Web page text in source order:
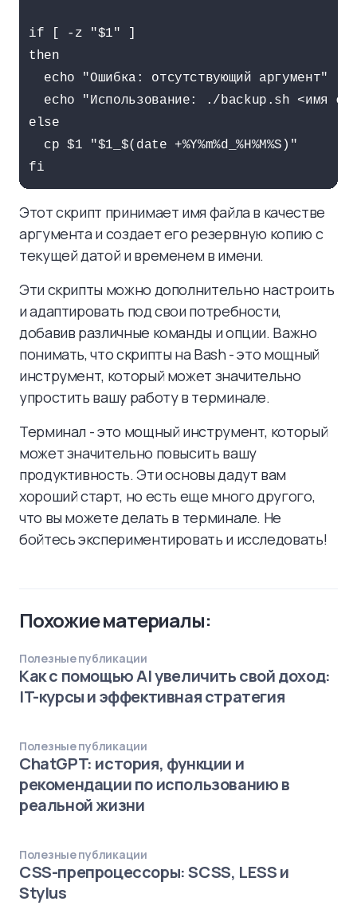
if [ -z "$1" ]
then
  echo "Ошибка: отсутствующий аргумент"
echo "Использование: ./backup.sh <имя
else
  cp $1 "$1_$(date +%Y%m%d_%H%M%S)"
Этот скрипт принимает имя файла в качестве
аргумента и создает его резервную копию с
текущей датой и временем в имени.
Эти скрипты можно дополнительно настроить
и адаптировать под свои потребности,
добавив различные команды и опции. Важно
понимать, что скрипты на Bash - это мощный
инструмент, который может значительно
упростить вашу работу в терминале.
Терминал - это мощный инструмент, который
может значительно повысить вашу
продуктивность. Эти основы дадут вам
хороший старт, но есть еще много другого,
что вы можете делать в терминале. Не
бойтесь экспериментировать и исследовать!
Похожие материалы:
Полезные публикации
Как с помощью AI увеличить свой доход:
IT-курсы и эффективная стратегия
Полезные публикации
ChatGPT: история, функции и
рекомендации по использованию в
реальной жизни
Полезные публикации
CSS-препроцессоры: SCSS, LESS и
Stylus